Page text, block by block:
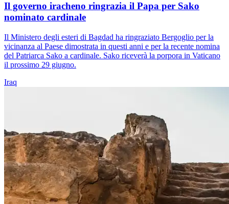
Il governo iracheno ringrazia il Papa per Sako
nominato cardinale
Il Ministero degli esteri di Bagdad ha ringraziato Bergoglio per la
vicinanza al Paese dimostrata in questi anni e per la recente nomina
del Patriarca Sako a cardinale. Sako riceverà la porpora in Vaticano
il prossimo 29 giugno.
Iraq